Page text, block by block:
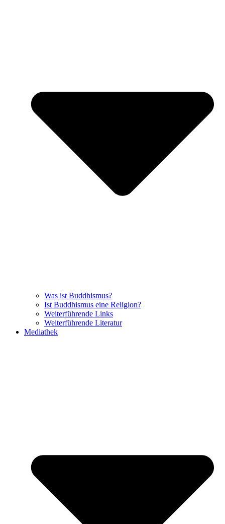
Was ist Buddhismus?
Ist Buddhismus eine Religion?
Weiterführende Links
Weiterführende Literatur
Mediathek